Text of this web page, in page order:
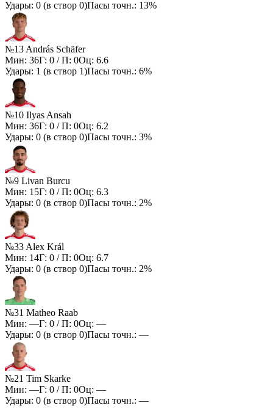
Удары: 0 (в створ 0)Пасы точн.: 13%
№13 András Schäfer
Мин: 36Г: 0 / П: 0Оц: 6.6
Удары: 1 (в створ 1)Пасы точн.: 6%
№10 Ilyas Ansah
Мин: 36Г: 0 / П: 0Оц: 6.2
Удары: 0 (в створ 0)Пасы точн.: 3%
№9 Livan Burcu
Мин: 15Г: 0 / П: 0Оц: 6.3
Удары: 0 (в створ 0)Пасы точн.: 2%
№33 Alex Král
Мин: 14Г: 0 / П: 0Оц: 6.7
Удары: 0 (в створ 0)Пасы точн.: 2%
№31 Matheo Raab
Мин: —Г: 0 / П: 0Оц: —
Удары: 0 (в створ 0)Пасы точн.: —
№21 Tim Skarke
Мин: —Г: 0 / П: 0Оц: —
Удары: 0 (в створ 0)Пасы точн.: —